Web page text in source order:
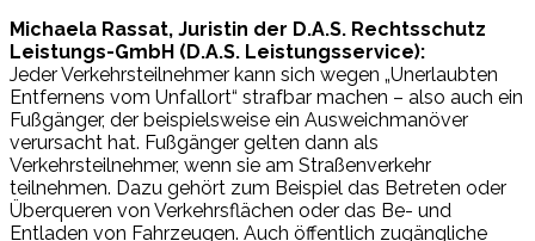
Michaela Rassat, Juristin der D.A.S. Rechtsschutz
Leistungs-GmbH (D.A.S. Leistungsservice):
Jeder Verkehrsteilnehmer kann sich wegen „Unerlaubten
Entfernens vom Unfallort“ strafbar machen – also auch ein
Fußgänger, der beispielsweise ein Ausweichmanöver
verursacht hat. Fußgänger gelten dann als
Verkehrsteilnehmer, wenn sie am Straßenverkehr
teilnehmen. Dazu gehört zum Beispiel das Betreten oder
Überqueren von Verkehrsflächen oder das Be- und
Entladen von Fahrzeugen. Auch öffentlich zugängliche